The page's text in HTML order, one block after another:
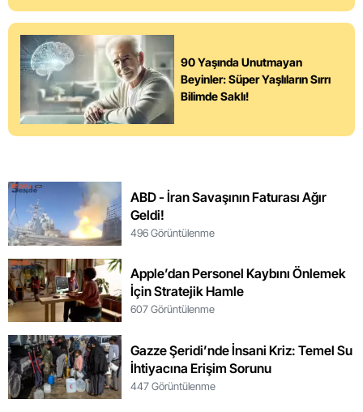
90 Yaşında Unutmayan
Beyinler: Süper Yaşlıların Sırrı
Bilimde Saklı!
ABD - İran Savaşının Faturası Ağır
Geldi!
496 Görüntülenme
Apple’dan Personel Kaybını Önlemek
İçin Stratejik Hamle
607 Görüntülenme
Gazze Şeridi’nde İnsani Kriz: Temel Su
İhtiyacına Erişim Sorunu
447 Görüntülenme